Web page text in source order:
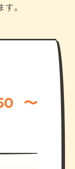
。
〜